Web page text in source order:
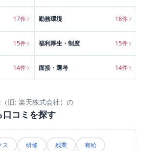
17件 勤務環境 18件
15件 福利厚生・制度 15件
14件 面接・選考 14件
旧: 楽天株式会社） の
コミを探す
ス 研修 残業
有給